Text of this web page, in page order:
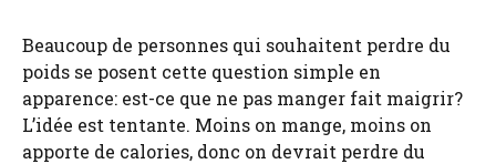
Beaucoup de personnes qui souhaitent perdre du
poids se posent cette question simple en
apparence: est-ce que ne pas manger fait maigrir?
L’idée est tentante. Moins on mange, moins on
apporte de calories, donc on devrait perdre du